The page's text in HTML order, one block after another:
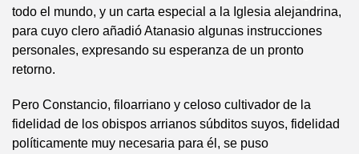
todo el mundo, y un carta especial a la Iglesia alejandrina,
para cuyo clero añadió Atanasio algunas instrucciones
personales, expresando su esperanza de un pronto
retorno.
Pero Constancio, filoarriano y celoso cultivador de la
fidelidad de los obispos arrianos súbditos suyos, fidelidad
políticamente muy necesaria para él, se puso